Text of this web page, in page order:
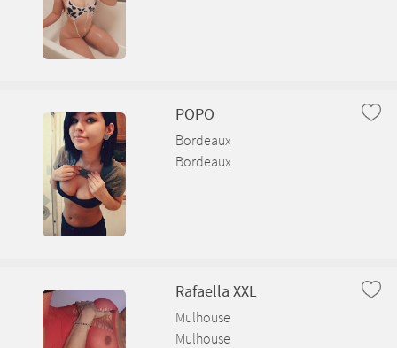
POPO
Bordeaux
Bordeaux
Rafaella XXL
Mulhouse
Mulhouse